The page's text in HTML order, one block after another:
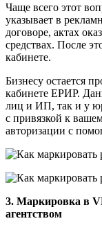
Чаще всего этот
указывает в
договоре, актах
средствах. После
кабинете.
Бизнесу остается
кабинете ЕРИР.
лиц и ИП, так и у
с привязкой к
авторизации с
3. Маркировка в
агентством